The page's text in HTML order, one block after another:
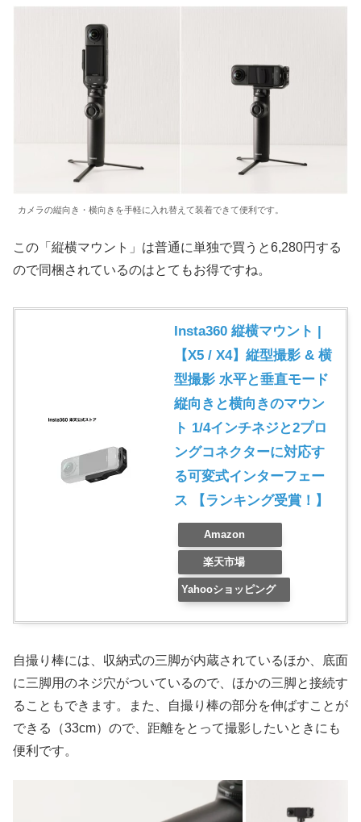
カメラの縦向き・横向きを手軽に入れ替えて装着できて便利です。
この「縦横マウント」は普通に単独で買うと6,280円する
ので同梱されているのはとてもお得ですね。
Insta360 縦横マウント |
【X5 / X4】縦型撮影 & 横
型撮影 水平と垂直モード
縦向きと横向きのマウン
ト 1/4インチネジと2プロ
ングコネクターに対応す
る可変式インターフェー
ス 【ランキング受賞！】
Amazon
楽天市場
Yahooショッピング
自撮り棒には、収納式の三脚が内蔵されているほか、底面
に三脚用のネジ穴がついているので、ほかの三脚と接続す
ることもできます。また、自撮り棒の部分を伸ばすことが
できる（33cm）ので、距離をとって撮影したいときにも
便利です。